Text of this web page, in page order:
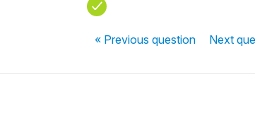
« Previousquestion Next